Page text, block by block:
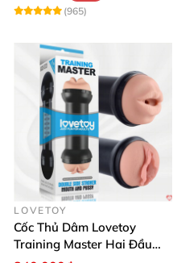
(965)
LOVETOY
Cốc Thủ Dâm Lovetoy
Training Master Hai Đầu